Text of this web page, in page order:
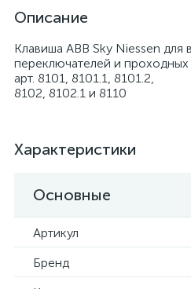
Описание
Клавиша ABB Sky Niessen для
переключателей и
арт. 8101, 8101.1, 8101.2,
8102, 8102.1 и 8110
Характеристики
Основные
Артикул
Бренд